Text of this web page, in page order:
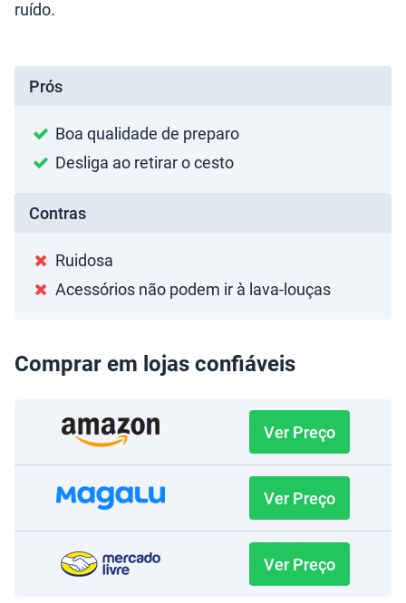
ruído.
Prós
Boa qualidade de preparo
Desliga ao retirar o cesto
Contras
Ruidosa
Acessórios não podem ir à lava-louças
Comprar em lojas confiáveis
Ver Preço
Ver Preço
Ver Preço